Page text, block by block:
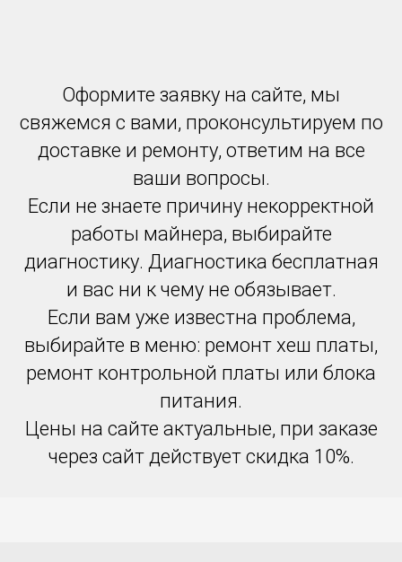
Оформите заявку на сайте, мы
свяжемся с вами, проконсультируем по
доставке и ремонту, ответим на все
ваши вопросы.
Если не знаете причину некорректной
работы майнера, выбирайте
диагностику. Диагностика бесплатная
и вас ни к чему не обязывает.
Если вам уже известна проблема,
выбирайте в меню: ремонт хеш платы,
ремонт контрольной платы или блока
питания.
Цены на сайте актуальные, при заказе
через сайт действует скидка 10%.